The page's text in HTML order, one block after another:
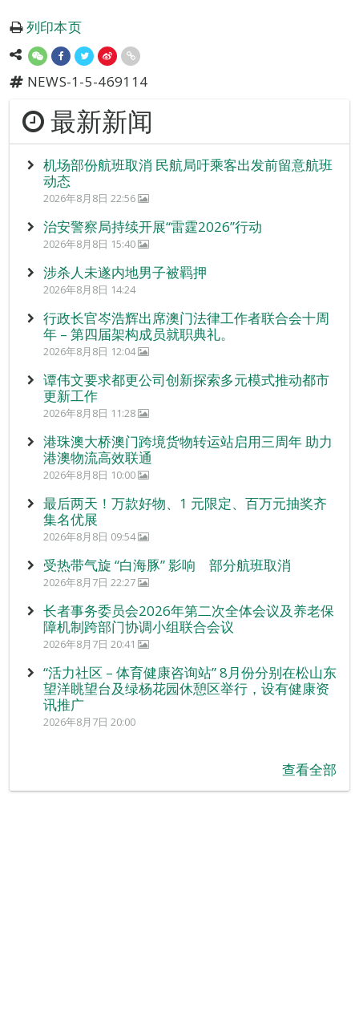
列印本页
NEWS-1-5-469114
最新新闻
机场部份航班取消 民航局吁乘客出发前留意航班
动态
2026年8月8日 22:56
治安警察局持续开展“雷霆2026”行动
2026年8月8日 15:40
涉杀人未遂内地男子被羁押
2026年8月8日 14:24
行政长官岑浩辉出席澳门法律工作者联合会十周
年 – 第四届架构成员就职典礼。
2026年8月8日 12:04
谭伟文要求都更公司创新探索多元模式推动都市
更新工作
2026年8月8日 11:28
港珠澳大桥澳门跨境货物转运站启用三周年 助力
港澳物流高效联通
2026年8月8日 10:00
最后两天！万款好物、1 元限定、百万元抽奖齐
集名优展
2026年8月8日 09:54
受热带气旋 “白海豚” 影响 部分航班取消
2026年8月7日 22:27
长者事务委员会2026年第二次全体会议及养老保
障机制跨部门协调小组联合会议
2026年8月7日 20:41
“活力社区 – 体育健康咨询站” 8月份分别在松山东
望洋眺望台及绿杨花园休憩区举行，设有健康资
讯推广
2026年8月7日 20:00
查看全部